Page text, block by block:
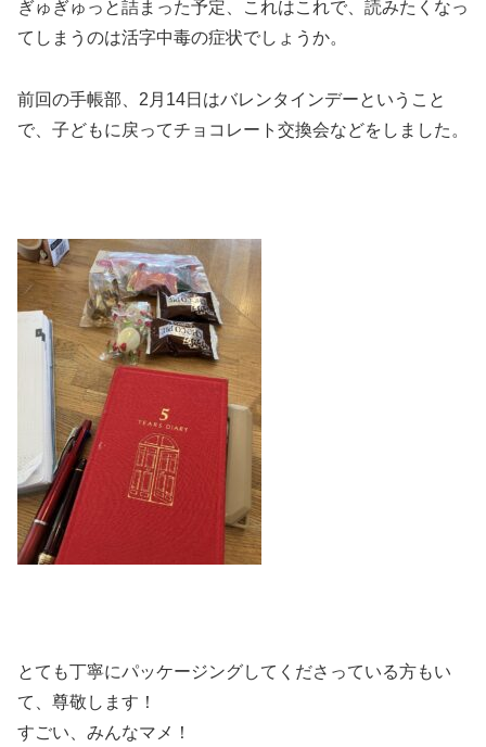
ぎゅぎゅっと詰まった予定、これはこれで、読みたくなっ
てしまうのは活字中毒の症状でしょうか。
前回の手帳部、2月14日はバレンタインデーということ
で、子どもに戻ってチョコレート交換会などをしました。
とても丁寧にパッケージングしてくださっている方もい
て、尊敬します！
すごい、みんなマメ！